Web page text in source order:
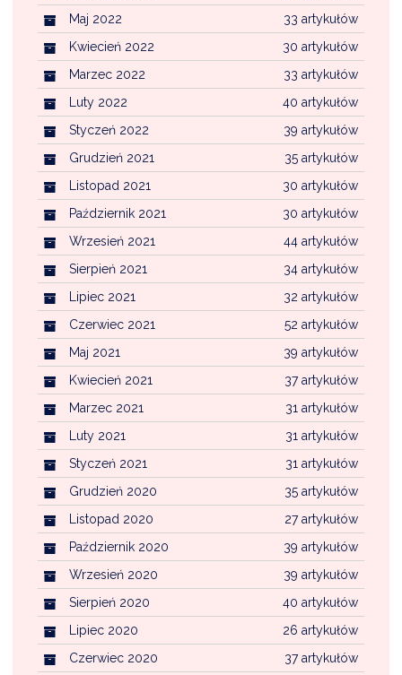
33 artykułów
Maj 2022
30 artykułów
Kwiecień 2022
33 artykułów
Marzec 2022
40 artykułów
Luty 2022
39 artykułów
Styczeń 2022
35 artykułów
Grudzień 2021
30 artykułów
Listopad 2021
30 artykułów
Październik 2021
44 artykułów
Wrzesień 2021
34 artykułów
Sierpień 2021
32 artykułów
Lipiec 2021
52 artykułów
Czerwiec 2021
39 artykułów
Maj 2021
37 artykułów
Kwiecień 2021
31 artykułów
Marzec 2021
31 artykułów
Luty 2021
31 artykułów
Styczeń 2021
35 artykułów
Grudzień 2020
27 artykułów
Listopad 2020
39 artykułów
Październik 2020
39 artykułów
Wrzesień 2020
40 artykułów
Sierpień 2020
26 artykułów
Lipiec 2020
37 artykułów
Czerwiec 2020